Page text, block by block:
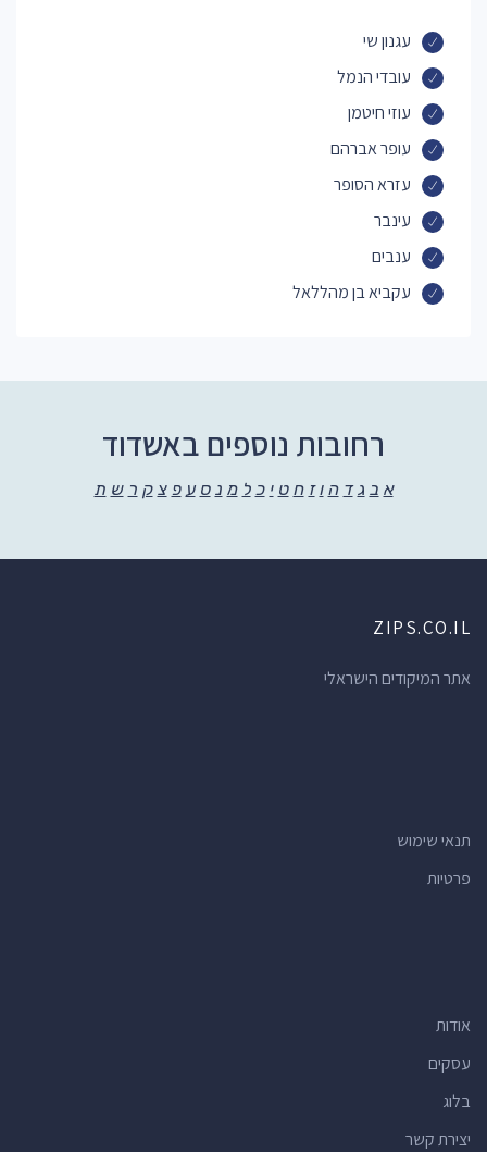
עגנון שי
עובדי הנמל
עוזי חיטמן
עופר אברהם
עזרא הסופר
עינבר
ענבים
עקביא בן מהללאל
רחובות נוספים באשדוד
א ב ג ד ה ו ז ח ט י כ ל מ נ ס ע פ צ ק ר ש ת
ZIPS.CO.IL
אתר המיקודים הישראלי
תנאי שימוש
פרטיות
אודות
עסקים
בלוג
יצירת קשר